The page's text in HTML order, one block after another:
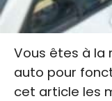
Vous êtes à la
auto pour
cet article les